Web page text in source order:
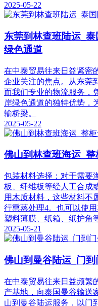
2025-05-22
东莞到林查班陆运_
绿色通道
在中泰贸易往来日益紧密
企业关注的焦点。从东莞
而我们专业的物流服务，
岸绿色通道的独特优势，
输桥梁。
2025-05-22
佛山到林查班海运_
包装材料选择：对于需要
板、纤维板等经人工合成
用木质材料，这些材料不
行熏蒸处理4。也可以使
塑料薄膜、纸箱、纸护角
2025-05-21
佛山到曼谷陆运_门
在中泰贸易往来日益频繁
产基地，向泰国曼谷输送
山到曼谷陆运服务，以门